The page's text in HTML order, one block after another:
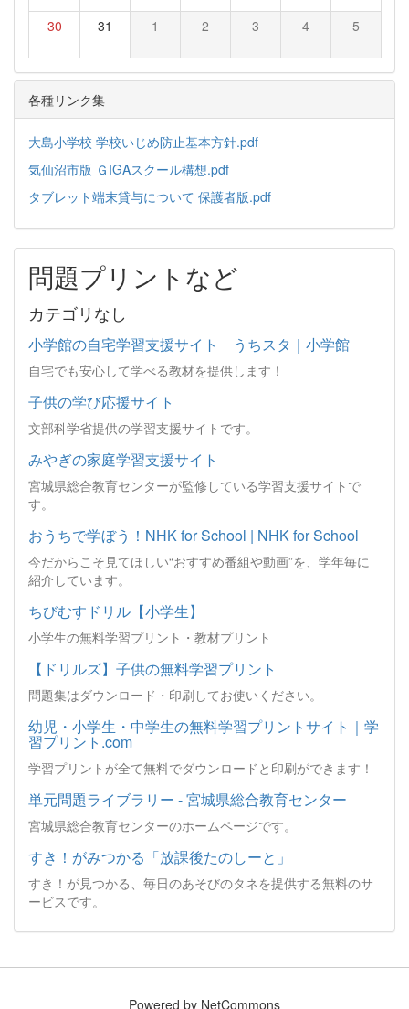
30 31 1 2 3 4 5
各種リンク集
大島小学校 学校いじめ防止基本方針.pdf
気仙沼市版 ＧIGAスクール構想.pdf
タブレット端末貸与について 保護者版.pdf
問題プリントなど
カテゴリなし
小学館の自宅学習支援サイト うちスタ｜小学館
自宅でも安心して学べる教材を提供します！
子供の学び応援サイト
文部科学省提供の学習支援サイトです。
みやぎの家庭学習支援サイト
宮城県総合教育センターが監修している学習支援サイトで
す。
おうちで学ぼう！NHK for School | NHK for School
今だからこそ見てほしい“おすすめ番組や動画”を、学年毎に
紹介しています。
ちびむすドリル【小学生】
小学生の無料学習プリント・教材プリント
【ドリルズ】子供の無料学習プリント
問題集はダウンロード・印刷してお使いください。
幼児・小学生・中学生の無料学習プリントサイト｜学
習プリント.com
学習プリントが全て無料でダウンロードと印刷ができます！
単元問題ライブラリー - 宮城県総合教育センター
宮城県総合教育センターのホームページです。
すき！がみつかる「放課後たのしーと」
すき！が見つかる、毎日のあそびのタネを提供する無料のサ
ービスです。
Powered by NetCommons